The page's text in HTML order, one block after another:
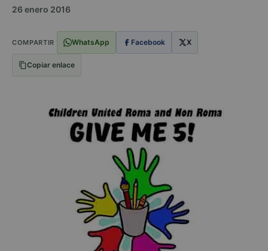
26 enero 2016
COMPARTIR WhatsApp Facebook X
Copiar enlace